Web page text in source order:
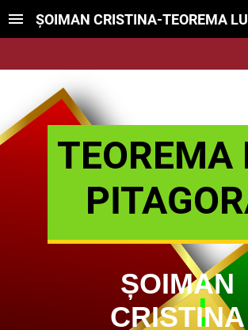
ȘOIMAN CRISTINA-TEOREMA
TEOREMA
ȘOIMAN
CRISTINA